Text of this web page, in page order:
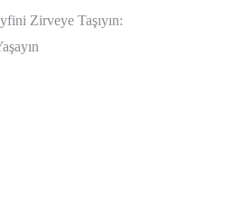
Zirveye Taşıyın: